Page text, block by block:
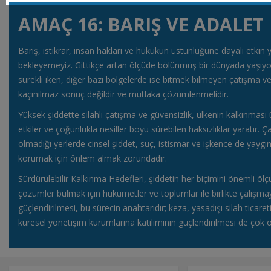
AMAÇ 16: BARIŞ VE ADALET
Barış, istikrar, insan hakları ve hukukun üstünlüğüne dayalı etkin
bekleyemeyiz. Gittikçe artan ölçüde bölünmüş bir dünyada
sürekli iken, diğer bazı bölgelerde ise bitmek bilmeyen çatışma
kaçınılmaz sonuç değildir ve mutlaka çözümlenmelidir.
Yüksek şiddette silahlı çatışma ve güvensizlik, ülkenin
etkiler ve çoğunlukla nesiller boyu sürebilen haksızlıklar yaratır.
olmadığı yerlerde cinsel şiddet, suç, istismar ve işkence de
korumak için önlem almak zorundadır.
Sürdürülebilir Kalkınma Hedefleri, şiddetin her biçimini önemli
çözümler bulmak için hükümetler ve toplumlar ile birlikte
güçlendirilmesi, bu sürecin anahtarıdır; keza, yasadışı silah
küresel yönetişim kurumlarına katılımının güçlendirilmesi de çok